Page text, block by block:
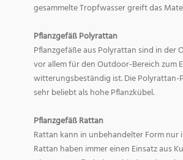
gesammelte Tropfwasser greift das
Pflanzgefäß Polyrattan
Pflanzgefäße aus Polyrattan sind in der
vor allem für den Outdoor-Bereich zum
witterungsbeständig ist. Die
sehr beliebt als hohe Pflanzkübel.
Pflanzgefäß Rattan
Rattan kann in unbehandelter Form
Rattan haben immer einen Einsatz aus